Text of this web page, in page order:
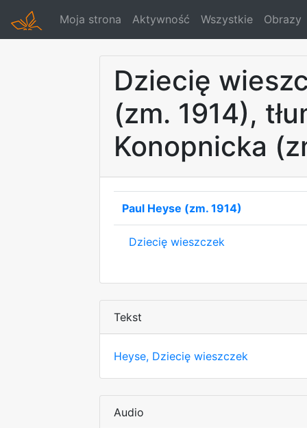
Moja strona Aktywność Wszystkie Obrazy
Dziecię
(zm. 1914),
Konopnicka
Paul Heyse (zm. 1914)
Dziecię wieszczek
Tekst
Heyse, Dziecię wieszczek
Audio